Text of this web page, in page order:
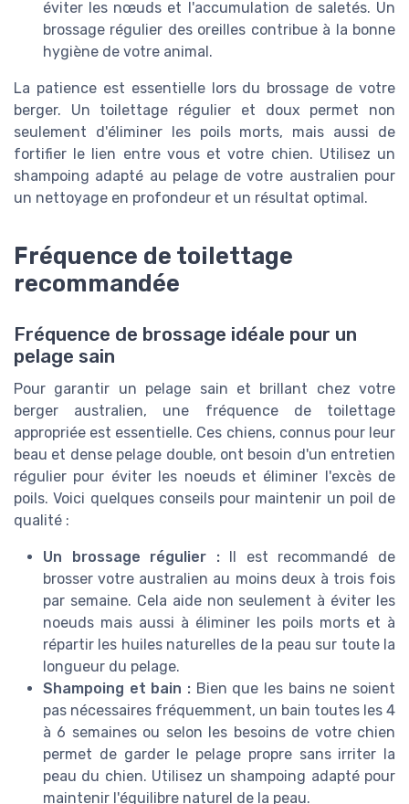
éviter les nœuds et l'accumulation de saletés. Un
brossage régulier des oreilles contribue à la bonne
hygiène de votre animal.
La patience est essentielle lors du brossage de votre
berger. Un toilettage régulier et doux permet non
seulement d'éliminer les poils morts, mais aussi de
fortifier le lien entre vous et votre chien. Utilisez un
shampoing adapté au pelage de votre australien pour
un nettoyage en profondeur et un résultat optimal.
Fréquence de toilettage
recommandée
Fréquence de brossage idéale pour un
pelage sain
Pour garantir un pelage sain et brillant chez votre
berger australien, une fréquence de toilettage
appropriée est essentielle. Ces chiens, connus pour leur
beau et dense pelage double, ont besoin d'un entretien
régulier pour éviter les noeuds et éliminer l'excès de
poils. Voici quelques conseils pour maintenir un poil de
qualité :
Un brossage régulier :Il est recommandé de
brosser votre australien au moins deux à trois fois
par semaine. Cela aide non seulement à éviter les
noeuds mais aussi à éliminer les poils morts et à
répartir les huiles naturelles de la peau sur toute la
longueur du pelage.
Shampoing et bain : Bien que les bains ne soient
pas nécessaires fréquemment, un bain toutes les 4
à 6 semaines ou selon les besoins de votre chien
permet de garder le pelage propre sans irriter la
peau du chien. Utilisez un shampoing adapté pour
maintenir l'équilibre naturel de la peau.